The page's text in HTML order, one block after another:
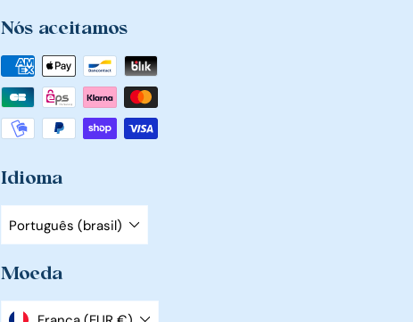
Nós aceitamos
Idioma
Português (brasil)
Moeda